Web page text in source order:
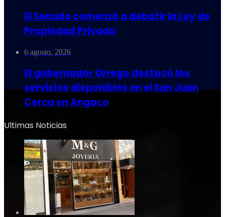
El Senado comenzó a debatir la Ley de
Propiedad Privada
6 agosto, 2026
El gobernador Orrego destacó los
servicios disponibles en el San Juan
Cerca en Angaco
Ultimas Noticias